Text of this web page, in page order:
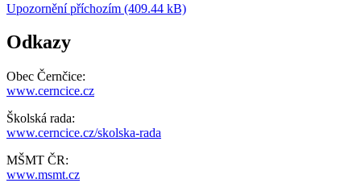
Upozornění příchozím (409.44 kB)
Odkazy
Obec Černčice:
www.cerncice.cz
Školská rada:
www.cerncice.cz/skolska-rada
MŠMT ČR:
www.msmt.cz